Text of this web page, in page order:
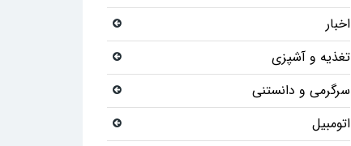
اخبار
تغذیه و آشپزی
سرگرمی و دانستنی
اتومبیل